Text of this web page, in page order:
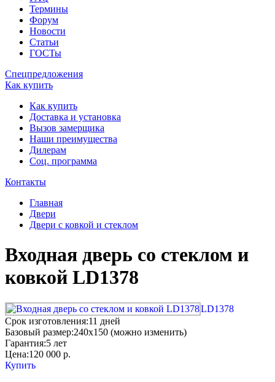
Термины
Форум
Новости
Статьи
ГОСТы
Спецпредложения
Как купить
Как купить
Доставка и установка
Вызов замерщика
Наши преимущества
Дилерам
Соц. программа
Контакты
Главная
Двери
Двери с ковкой и стеклом
Входная дверь со стеклом и
ковкой LD1378
LD1378
Срок изготовления:11 дней
Базовый размер:240x150 (можно изменить)
Гарантия:5 лет
Цена:120 000 р.
Купить